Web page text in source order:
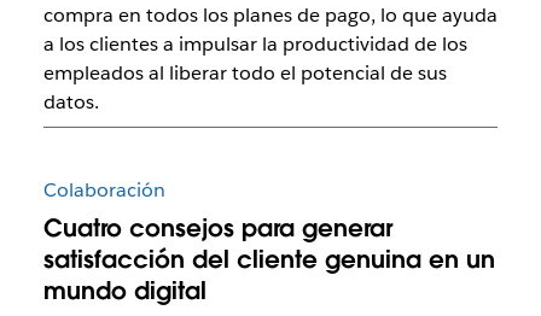
compra en todos los planes de pago, lo que ayuda
a los clientes a impulsar la productividad de los
empleados al liberar todo el potencial de sus
datos.
Colaboración
Cuatro consejos para generar
satisfacción del cliente genuina en un
mundo digital